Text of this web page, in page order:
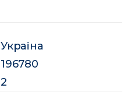
Україна
196780
2